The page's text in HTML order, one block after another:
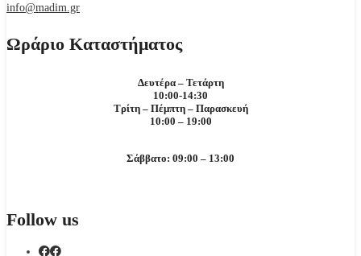
info@madim.gr
Ωράριο Καταστήματος
Δευτέρα – Τετάρτη
10:00-14:30
Τρίτη – Πέμπτη – Παρασκευή
10:00 – 19:00
Σάββατο: 09:00 – 13:00
Follow us